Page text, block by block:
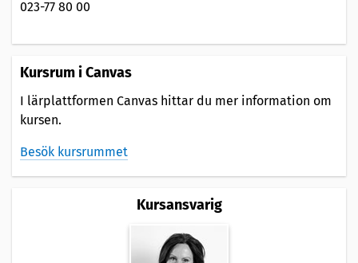
023-77 80 00
Kursrum i Canvas
I lärplattformen Canvas hittar du mer information om
kursen.
Besök kursrummet
Kursansvarig